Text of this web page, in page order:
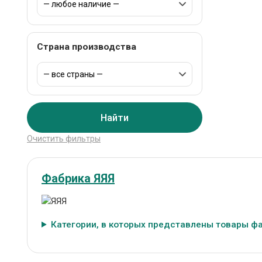
Страна производства
Найти
Очистить фильтры
Фабрика ЯЯЯ
Категории, в которых представлены товары